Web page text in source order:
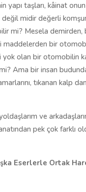
yapı taşları, kâinat onun
midir değerli
mi? Mesela demirden,
maddelerden bir
yok olan bir otomobilin
Ama bir insan
tıkanan kalp
ve
pek çok farklı
Eserlerle Ortak